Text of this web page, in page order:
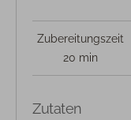
Zubereitungszeit
20 min
Zutaten